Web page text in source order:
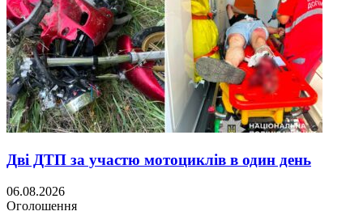
Дві ДТП за участю мотоциклів в один день
06.08.2026
Оголошення